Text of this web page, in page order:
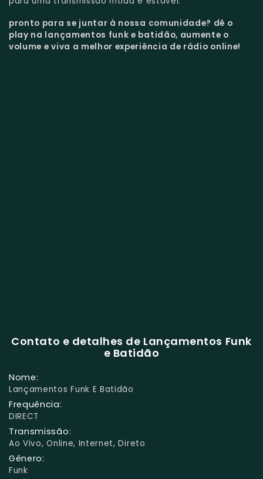
pronto para se juntar à nossa comunidade? dê o
play na lançamentos funk e batidão, aumente o
volume e viva a melhor experiência de rádio online!
Contato e detalhes de Lançamentos Funk
e Batidão
Nome:
Lançamentos Funk E Batidão
Frequência:
DIRECT
Transmissão:
Ao Vivo, Online, Internet, Direto
Gênero:
Funk